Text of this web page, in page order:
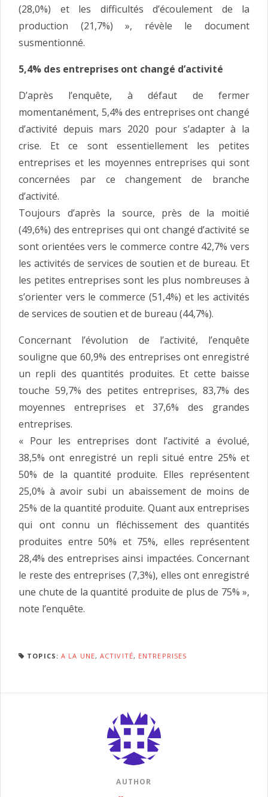
(28,0%) et les difficultés d’écoulement de la
production (21,7%) », révèle le document
susmentionné.
5,4% des entreprises ont changé d’activité
D’après l’enquête, à défaut de fermer
momentanément, 5,4% des entreprises ont changé
d’activité depuis mars 2020 pour s’adapter à la
crise. Et ce sont essentiellement les petites
entreprises et les moyennes entreprises qui sont
concernées par ce changement de branche
d’activité.
Toujours d’après la source, près de la moitié
(49,6%) des entreprises qui ont changé d’activité se
sont orientées vers le commerce contre 42,7% vers
les activités de services de soutien et de bureau. Et
les petites entreprises sont les plus nombreuses à
s’orienter vers le commerce (51,4%) et les activités
de services de soutien et de bureau (44,7%).
Concernant l’évolution de l’activité, l’enquête
souligne que 60,9% des entreprises ont enregistré
un repli des quantités produites. Et cette baisse
touche 59,7% des petites entreprises, 83,7% des
moyennes entreprises et 37,6% des grandes
entreprises.
« Pour les entreprises dont l’activité a évolué,
38,5% ont enregistré un repli situé entre 25% et
50% de la quantité produite. Elles représentent
25,0% à avoir subi un abaissement de moins de
25% de la quantité produite. Quant aux entreprises
qui ont connu un fléchissement des quantités
produites entre 50% et 75%, elles représentent
28,4% des entreprises ainsi impactées. Concernant
le reste des entreprises (7,3%), elles ont enregistré
une chute de la quantité produite de plus de 75% »,
note l’enquête.
TOPICS: A LA UNE,ACTIVITÉ, ENTREPRISES
AUTHOR